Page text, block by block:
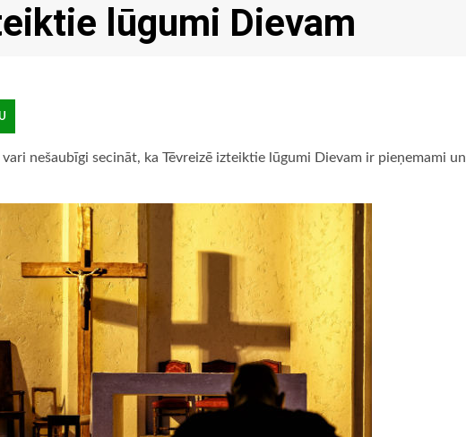
lūgumi Dievam
nešaubīgi secināt, ka Tēvreizē izteiktie lūgumi Dievam ir pieņemami un